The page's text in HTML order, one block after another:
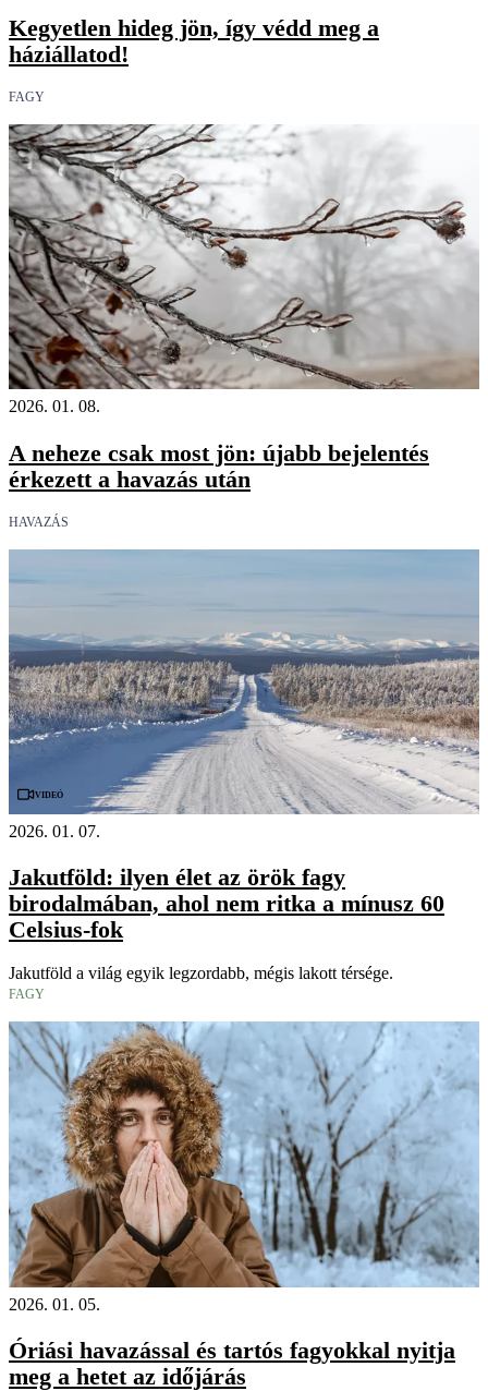
Kegyetlen hideg jön, így védd meg a
háziállatod!
FAGY
2026. 01. 08.
A neheze csak most jön: újabb bejelentés
érkezett a havazás után
HAVAZÁS
Videó
2026. 01. 07.
Jakutföld: ilyen élet az örök fagy
birodalmában, ahol nem ritka a mínusz 60
Celsius-fok
Jakutföld a világ egyik legzordabb, mégis lakott térsége.
FAGY
2026. 01. 05.
Óriási havazással és tartós fagyokkal nyitja
meg a hetet az időjárás